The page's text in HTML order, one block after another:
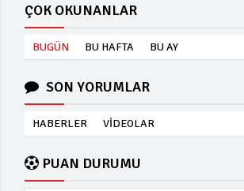
ÇOK OKUNANLAR
BUGÜN BU HAFTA BU AY
SON YORUMLAR
HABERLER VİDEOLAR
PUAN DURUMU